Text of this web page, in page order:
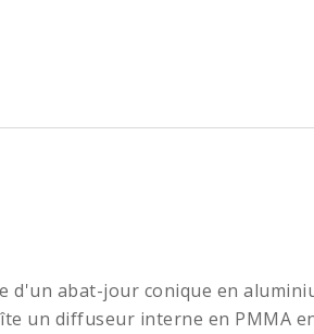
d'un abat-jour conique en
un diffuseur interne en PMMA